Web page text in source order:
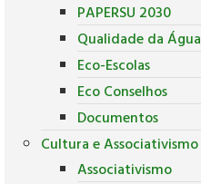
PAPERSU 2030
Qualidade da Água
Eco-Escolas
Eco Conselhos
Documentos
Cultura e Associativismo
Associativismo